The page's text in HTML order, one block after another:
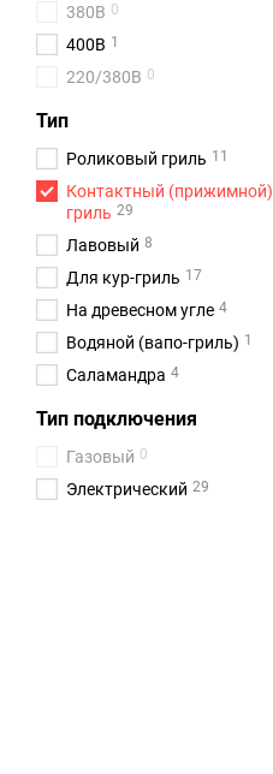
380В 0
400В 1
220/380В 0
Тип
Роликовый гриль 11
Контактный (прижимной)
гриль 29
Лавовый 8
Для кур-гриль 17
На древесном угле 4
Водяной (вапо-гриль) 1
Саламандра 4
Тип подключения
Газовый 0
Электрический 29